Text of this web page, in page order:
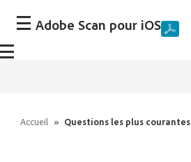
Adobe Scan pour iOS
Accueil » Questions les plus courantes